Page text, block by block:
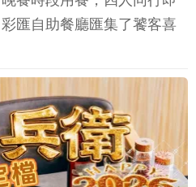
匯自助餐廳匯集了饕客喜